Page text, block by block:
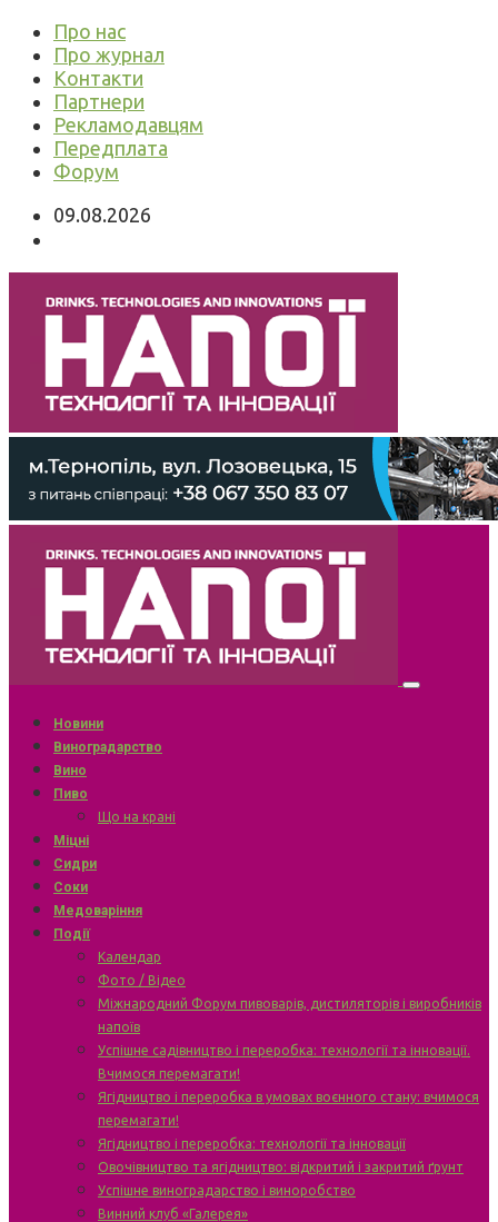
Про нас
Про журнал
Контакти
Партнери
Рекламодавцям
Передплата
Форум
09.08.2026
Новини
Виноградарство
Вино
Пиво
Що на крані
Міцні
Сидри
Соки
Медоваріння
Події
Календар
Фото / Відео
Міжнародний Форум пивоварів, дистиляторів і виробників
напоїв
Успішне садівництво і переробка: технології та інновації.
Вчимося перемагати!
Ягідництво і переробка в умовах воєнного стану: вчимося
перемагати!
Ягідництво і переробка: технології та інновації
Овочівництво та ягідництво: відкритий і закритий ґрунт
Успішне виноградарство і виноробство
Винний клуб «Галерея»